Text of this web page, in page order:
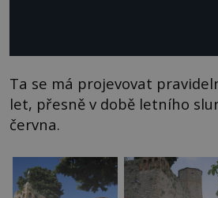
Ta se má projevovat
let, přesně v době letního
června.